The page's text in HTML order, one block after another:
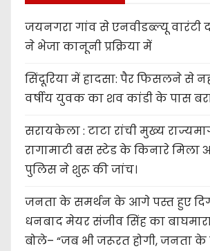
जयनगरा गांव से एनवीडब्ल्यू वारंटी
ने भेजा कानूनी प्रक्रिया में
सिंदूरिया में हादसा: पैर फिसलने से
वर्षीय युवक का शव कांडी के पास
सरायकेला : टाटा रांची मुख्य
रागामाटी बस स्टेड के किनारे मिला
पुलिस ने शुरू की जांच।
जनता के समर्थन के आगे पस्त हुए
धनबाद मेयर संजीव सिंह का
बोले– “जब भी जरूरत होगी, जनता